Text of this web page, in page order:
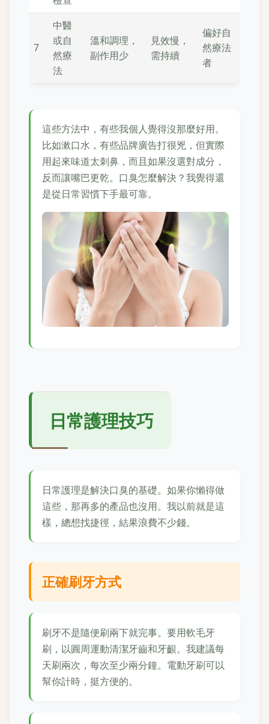
7
中醫
或自
然療
法
溫和調理，
副作用少
見效慢，
需持續
偏好自
然療法
者
這些方法中，有些我個人覺得沒那麼好用。
比如漱口水，有些品牌廣告打很兇，但實際
用起來味道太刺鼻，而且如果沒選對成分，
反而讓嘴巴更乾。口臭怎麼解決？我覺得還
是從日常習慣下手最可靠。
日常護理技巧
日常護理是解決口臭的基礎。如果你懶得做
這些，那再多的產品也沒用。我以前就是這
樣，總想找捷徑，結果浪費不少錢。
正確刷牙方式
刷牙不是隨便刷兩下就完事。要用軟毛牙
刷，以圓周運動清潔牙齒和牙齦。我建議每
天刷兩次，每次至少兩分鐘。電動牙刷可以
幫你計時，挺方便的。